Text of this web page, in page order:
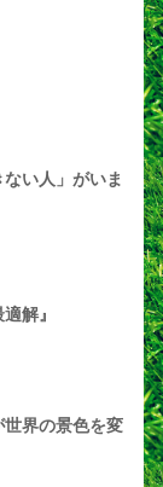
い人」がいま
解』
世界の景色を変